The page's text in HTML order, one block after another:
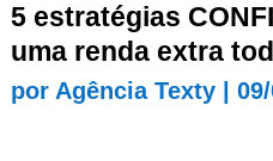
5 estratégias
uma renda extra
por Agência Texty|